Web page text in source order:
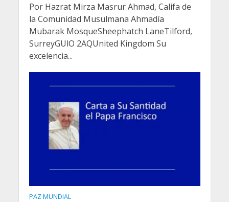
Por Hazrat Mirza Masrur Ahmad, Califa de
la Comunidad Musulmana Ahmadía
Mubarak MosqueSheephatch LaneTilford,
SurreyGUlO 2AQUnited Kingdom Su
excelencia...
PAZ MUNDIAL